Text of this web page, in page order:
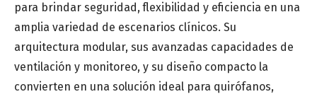
para brindar seguridad, flexibilidad y eficiencia en una
amplia variedad de escenarios clínicos. Su
arquitectura modular, sus avanzadas capacidades de
ventilación y monitoreo, y su diseño compacto la
convierten en una solución ideal para quirófanos,